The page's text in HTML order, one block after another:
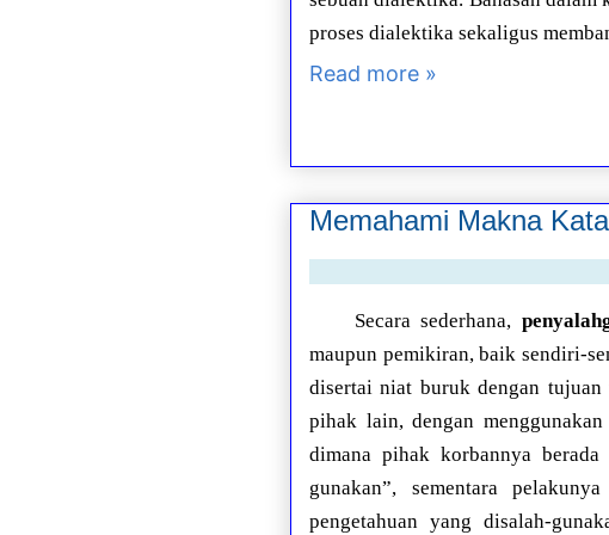
proses dialektika sekaligus
Read more »
Memahami Makna
Secara sederhana,
maupun pemikiran, baik sendiri-
disertai niat buruk dengan
pihak lain, dengan
dimana pihak korbannya
gunakan”, sementara
pengetahuan yang disalah-